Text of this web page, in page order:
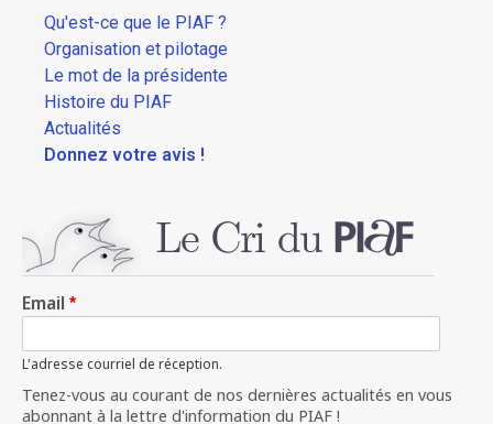
Qu'est-ce que le PIAF ?
Organisation et pilotage
Le mot de la présidente
Histoire du PIAF
Actualités
Donnez votre avis !
Email
L'adresse courriel de réception.
Tenez-vous au courant de nos dernières actualités en vous
abonnant à la lettre d'information du PIAF !